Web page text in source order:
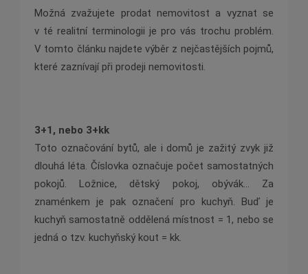
Možná zvažujete prodat nemovitost a vyznat se
v té realitní terminologii je pro vás trochu problém.
V tomto článku najdete výběr z nejčastějších pojmů,
které zaznívají při prodeji nemovitosti.
3+1, nebo 3+kk
Toto označování bytů, ale i domů je zažitý zvyk již
dlouhá léta. Číslovka označuje počet samostatných
pokojů. Ložnice, dětský pokoj, obývák… Za
znaménkem je pak označení pro kuchyň. Buď je
kuchyň samostatně oddělená místnost = 1, nebo se
jedná o tzv. kuchyňský kout = kk.